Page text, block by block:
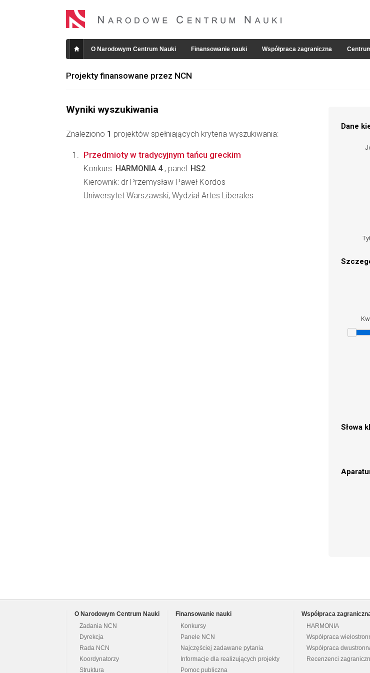
O Narodowym Centrum Nauki Finansowanie nauki Współpraca zagraniczna
Projekty finansowane przez NCN
Wyniki wyszukiwania
Znaleziono 1 projektów spełniających kryteria wyszukiwania:
Dane
Słowa
Przedmioty w tradycyjnym tańcu greckim
Konkurs: HARMONIA 4, panel: HS2
Kierownik: dr Przemysław Paweł Kordos
Uniwersytet Warszawski, Wydział Artes Liberales
O Narodowym Centrum Nauki
Zadania NCN
Dyrekcja
Rada NCN
Koordynatorzy
Struktura
Finansowanie nauki
Konkursy
Panele NCN
Najczęściej zadawane pytania
Informacje dla realizujących projekty
Pomoc publiczna
Współpraca
HARMONIA
Współpraca
Współpraca
Recenzenci